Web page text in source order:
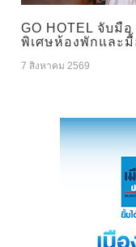
GO HOTEL จับมื
พิเศษห้องพักและ
7 สิงหาคม 2569